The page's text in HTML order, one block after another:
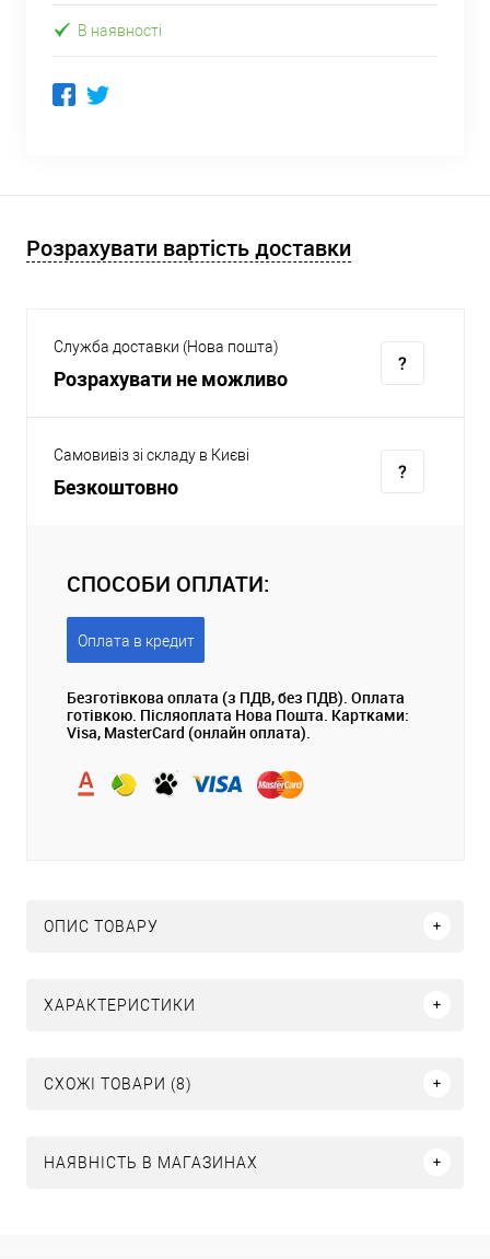
В наявності
Розрахувати вартість доставки
Служба доставки (Нова пошта)
Розрахувати не можливо
Самовивіз зі складу в Києві
Безкоштовно
СПОСОБИ ОПЛАТИ:
Оплата в кредит
Безготівкова оплата (з ПДВ, без ПДВ). Оплата
готівкою. Післяоплата Нова Пошта. Картками:
Visa, MasterCard (онлайн оплата).
ОПИС ТОВАРУ
ХАРАКТЕРИСТИКИ
СХОЖІ ТОВАРИ (8)
НАЯВНІСТЬ В МАГАЗИНАХ